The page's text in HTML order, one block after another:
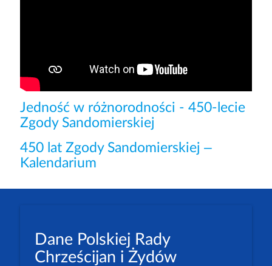
Jedność w różnorodności - 450-lecie
Zgody Sandomierskiej
450 lat Zgody Sandomierskiej –
Kalendarium
Dane Polskiej Rady
Chrześcijan i Żydów